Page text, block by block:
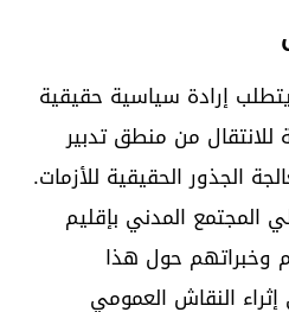
إرادة سياسية حقيقية
من منطق تدبير
الجذور الحقيقية للأزمات.
المجتمع المدني بإقليم
وخبراتهم حول هذا
النقاش العمومي